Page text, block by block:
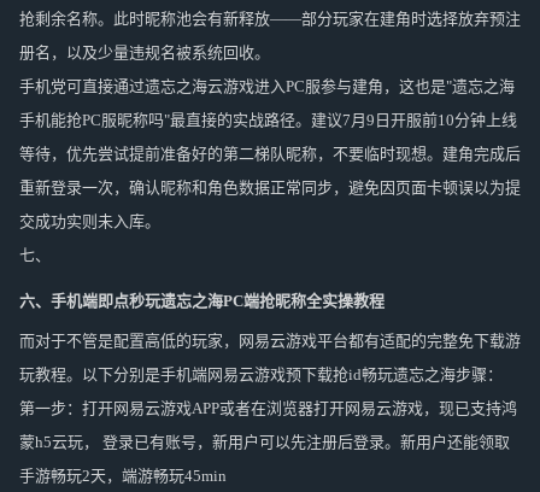
抢剩余名称。此时昵称池会有新释放——部分玩家在建角时选择放弃预注
册名，以及少量违规名被系统回收。
手机党可直接通过遗忘之海云游戏进入PC服参与建角，这也是"遗忘之海
手机能抢PC服昵称吗"最直接的实战路径。建议7月9日开服前10分钟上线
等待，优先尝试提前准备好的第二梯队昵称，不要临时现想。建角完成后
重新登录一次，确认昵称和角色数据正常同步，避免因页面卡顿误以为提
交成功实则未入库。
七、
六、手机端即点秒玩遗忘之海PC端抢昵称全实操教程
而对于不管是配置高低的玩家，网易云游戏平台都有适配的完整免下载游
玩教程。以下分别是手机端网易云游戏预下载抢id畅玩遗忘之海步骤：
第一步：打开网易云游戏APP或者在浏览器打开网易云游戏，现已支持鸿
蒙h5云玩， 登录已有账号，新用户可以先注册后登录。新用户还能领取
手游畅玩2天，端游畅玩45min